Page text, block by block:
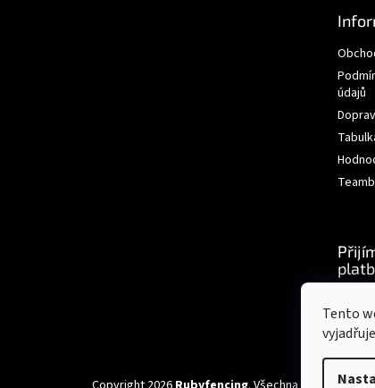
Tento
údajů
první nákup?